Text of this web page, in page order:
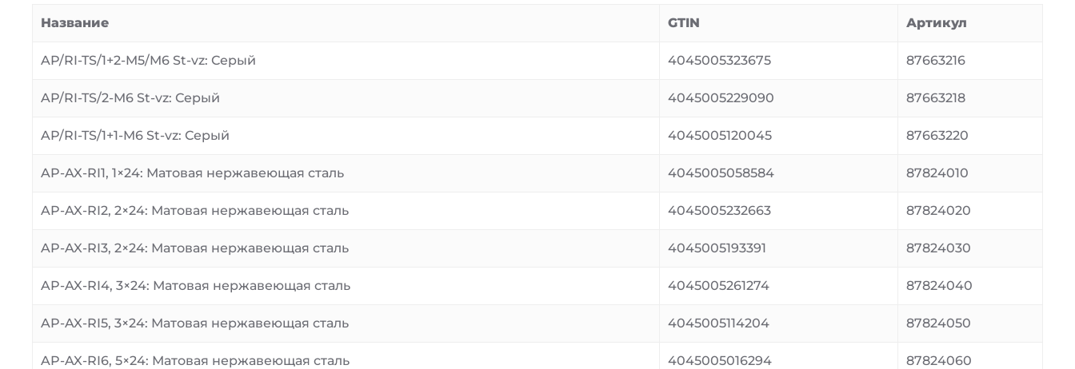
Название GTIN Артикул
AP/RI-TS/1+2-M5/M6 St-vz: Серый 4045005323675 87663216
AP/RI-TS/2-M6 St-vz: Серый 4045005229090 87663218
AP/RI-TS/1+1-M6 St-vz: Серый 4045005120045 87663220
AP-AX-RI1, 1×24: Матовая нержавеющая сталь 4045005058584 87824010
AP-AX-RI2, 2×24: Матовая нержавеющая сталь 4045005232663 87824020
AP-AX-RI3, 2×24: Матовая нержавеющая сталь 4045005193391 87824030
AP-AX-RI4, 3×24: Матовая нержавеющая сталь 4045005261274 87824040
AP-AX-RI5, 3×24: Матовая нержавеющая сталь 4045005114204 87824050
AP-AX-RI6, 5×24: Матовая нержавеющая сталь 4045005016294 87824060